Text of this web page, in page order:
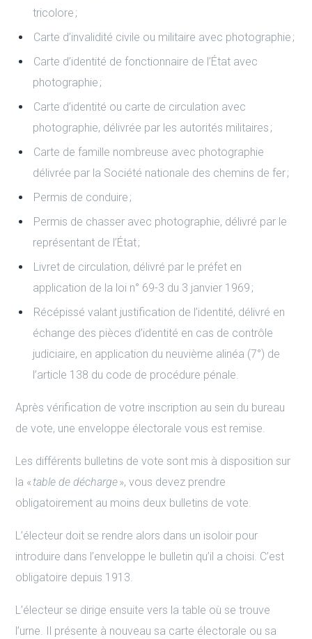
tricolore ;
Carte d’invalidité civile ou militaire avec photographie ;
Carte d’identité de fonctionnaire de l’État avec
photographie ;
Carte d’identité ou carte de circulation avec
photographie, délivrée par les autorités militaires ;
Carte de famille nombreuse avec photographie
délivrée par la Société nationale des chemins de fer ;
Permis de conduire ;
Permis de chasser avec photographie, délivré par le
représentant de l’État ;
Livret de circulation, délivré par le préfet en
application de la loi n° 69-3 du 3 janvier 1969 ;
Récépissé valant justification de l’identité, délivré en
échange des pièces d’identité en cas de contrôle
judiciaire, en application du neuvième alinéa (7°) de
l’article 138 du code de procédure pénale.
Après vérification de votre inscription au sein du bureau
de vote, une enveloppe électorale vous est remise.
Les différents bulletins de vote sont mis à disposition sur
la « table de décharge», vous devez prendre
obligatoirement au moins deux bulletins de vote.
L’électeur doit se rendre alors dans un isoloir pour
introduire dans l’enveloppe le bulletin qu’il a choisi. C’est
obligatoire depuis 1913.
L’électeur se dirige ensuite vers la table où se trouve
l’urne. Il présente à nouveau sa carte électorale ou sa